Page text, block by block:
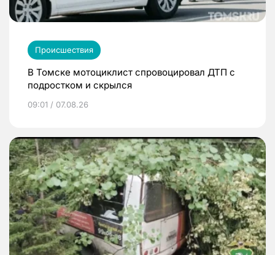
Происшествия
В Томске мотоциклист спровоцировал ДТП с
подростком и скрылся
09:01 / 07.08.26